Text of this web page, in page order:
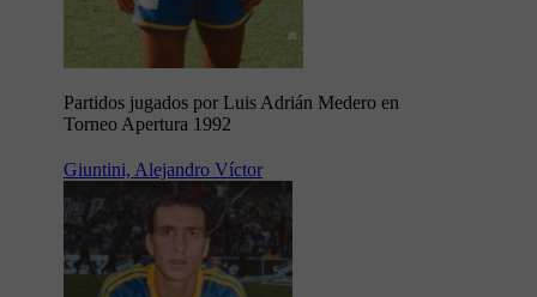
Partidos jugados por Luis Adrián Medero en
Torneo Apertura 1992
Giuntini, Alejandro Víctor